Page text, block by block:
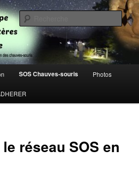
Aquitaine
d'étude et de conservation des chauves-souris
SOS Chauves-souris Photos
réseau SOS en